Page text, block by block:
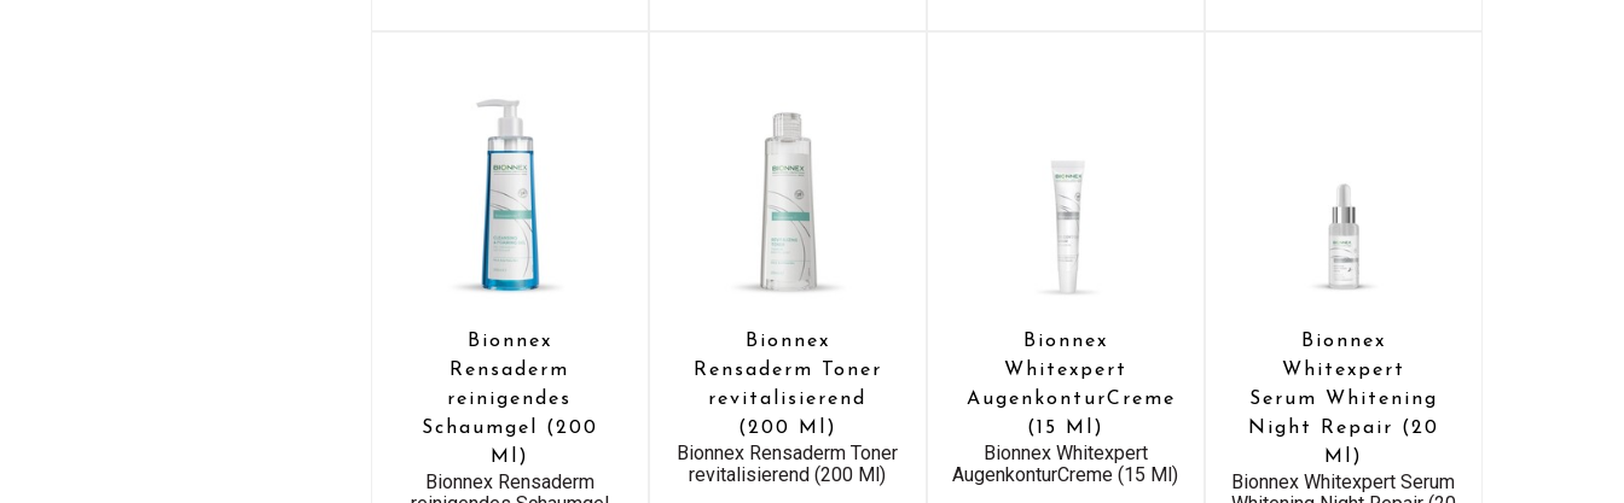
Bionnex
Rensaderm
reinigendes
Schaumgel (200
Ml)
Bionnex Rensaderm
Bionnex
Rensaderm Toner
revitalisierend
(200 Ml)
Bionnex Rensaderm Toner
revitalisierend (200 Ml)
Bionnex
Whitexpert
AugenkonturCreme
(15 Ml)
Bionnex Whitexpert
AugenkonturCreme (15 Ml)
Bionnex
Whitexpert
Serum Whitening
Night Repair (20
Ml)
Bionnex Whitexpert Serum